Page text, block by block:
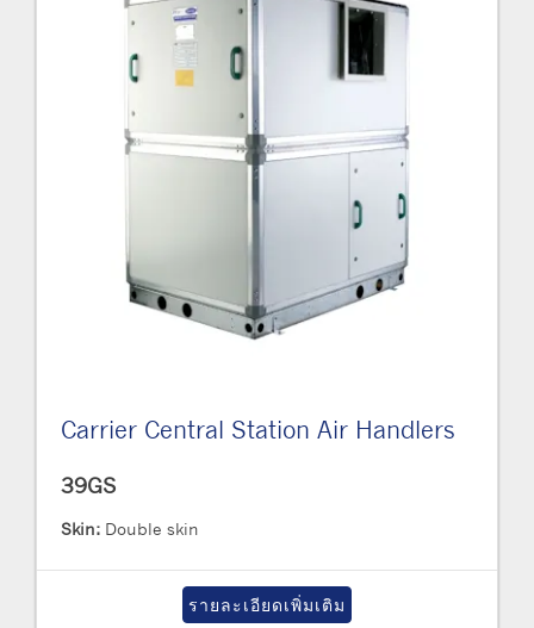
Carrier Central Station Air Handlers
39GS
Skin: Double skin
รายละเอียดเพิ่มเติม